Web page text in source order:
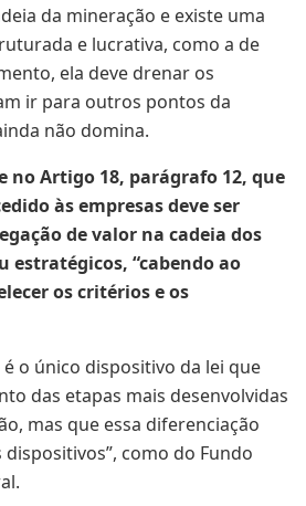
da mineração e existe uma
e lucrativa, como a de
ela deve drenar os
ir para outros pontos da
não domina.
no Artigo 18, parágrafo 12, que
às empresas deve ser
de valor na cadeia dos
estratégicos, “cabendo ao
os critérios e os
o único dispositivo da lei que
das etapas mais desenvolvidas
mas que essa diferenciação
como do Fundo